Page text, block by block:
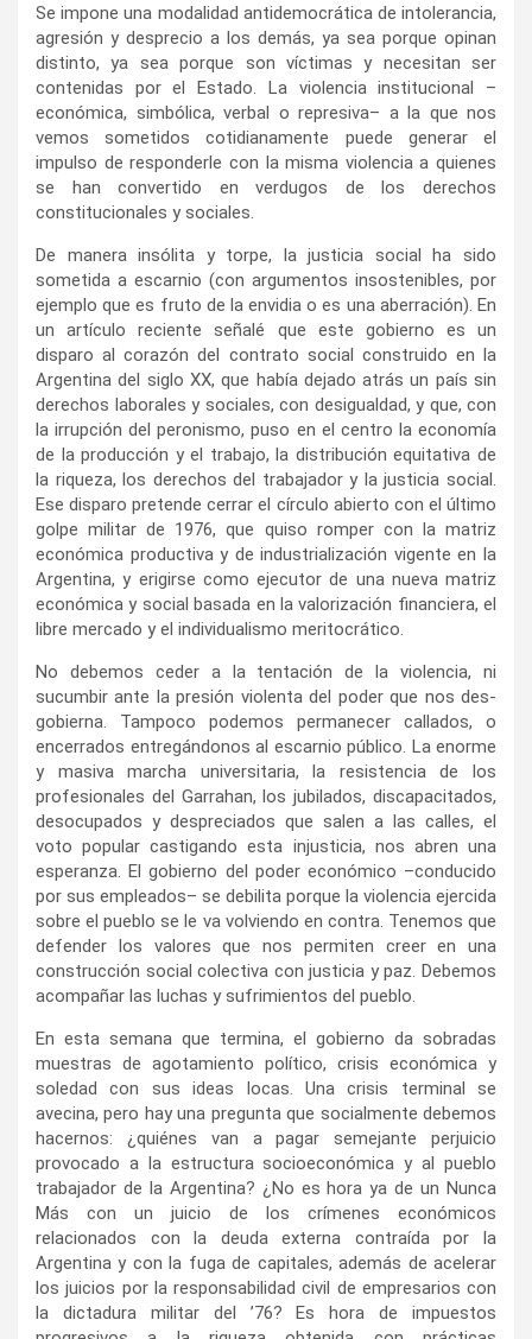
Se impone una modalidad antidemocrática de intolerancia,
agresión y desprecio a los demás, ya sea porque opinan
distinto, ya sea porque son víctimas y necesitan ser
contenidas por el Estado. La violencia institucional –
económica, simbólica, verbal o represiva– a la que nos
vemos sometidos cotidianamente puede generar el
impulso de responderle con la misma violencia a quienes
se han convertido en verdugos de los derechos
constitucionales y sociales.
De manera insólita y torpe, la justicia social ha sido
sometida a escarnio (con argumentos insostenibles, por
ejemplo que es fruto de la envidia o es una aberración). En
un artículo reciente señalé que este gobierno es un
disparo al corazón del contrato social construido en la
Argentina del siglo XX, que había dejado atrás un país sin
derechos laborales y sociales, con desigualdad, y que, con
la irrupción del peronismo, puso en el centro la economía
de la producción y el trabajo, la distribución equitativa de
la riqueza, los derechos del trabajador y la justicia social.
Ese disparo pretende cerrar el círculo abierto con el último
golpe militar de 1976, que quiso romper con la matriz
económica productiva y de industrialización vigente en la
Argentina, y erigirse como ejecutor de una nueva matriz
económica y social basada en la valorización financiera, el
libre mercado y el individualismo meritocrático.
No debemos ceder a la tentación de la violencia, ni
sucumbir ante la presión violenta del poder que nos des-
gobierna. Tampoco podemos permanecer callados, o
encerrados entregándonos al escarnio público. La enorme
y masiva marcha universitaria, la resistencia de los
profesionales del Garrahan, los jubilados, discapacitados,
desocupados y despreciados que salen a las calles, el
voto popular castigando esta injusticia, nos abren una
esperanza. El gobierno del poder económico –conducido
por sus empleados– se debilita porque la violencia ejercida
sobre el pueblo se le va volviendo en contra. Tenemos que
defender los valores que nos permiten creer en una
construcción social colectiva con justicia y paz. Debemos
acompañar las luchas y sufrimientos del pueblo.
En esta semana que termina, el gobierno da sobradas
muestras de agotamiento político, crisis económica y
soledad con sus ideas locas. Una crisis terminal se
avecina, pero hay una pregunta que socialmente debemos
hacernos: ¿quiénes van a pagar semejante perjuicio
provocado a la estructura socioeconómica y al pueblo
trabajador de la Argentina? ¿No es hora ya de un Nunca
Más con un juicio de los crímenes económicos
relacionados con la deuda externa contraída por la
Argentina y con la fuga de capitales, además de acelerar
los juicios por la responsabilidad civil de empresarios con
la dictadura militar del ’76? Es hora de impuestos